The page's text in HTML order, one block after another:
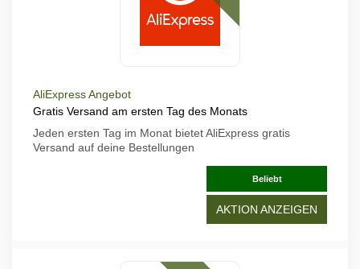
AliExpress Angebot
Gratis Versand am ersten Tag des Monats
Jeden ersten Tag im Monat bietet AliExpress gratis
Versand auf deine Bestellungen
Beliebt
AKTION ANZEIGEN